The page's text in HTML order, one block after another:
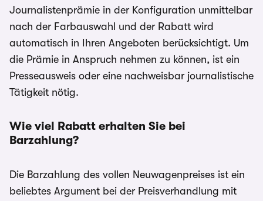
Journalistenprämie in der Konfiguration unmittelbar
nach der Farbauswahl und der Rabatt wird
automatisch in Ihren Angeboten berücksichtigt. Um
die Prämie in Anspruch nehmen zu können, ist ein
Presseausweis oder eine nachweisbar journalistische
Tätigkeit nötig.
Wie viel Rabatt erhalten Sie bei
Barzahlung?
Die Barzahlung des vollen Neuwagenpreises ist ein
beliebtes Argument bei der Preisverhandlung mit